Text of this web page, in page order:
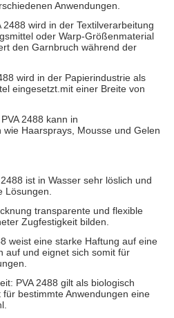
Anwendungen.
2488 wird in der Textilverarbeitung
oder Warp-Größenmaterial
den Garnbruch während der
wird in der Papierindustrie als
eingesetzt.mit einer Breite von
2488 kann in
Haarsprays, Mousse und Gelen
ist in Wasser sehr löslich und
Lösungen.
transparente und flexible
Zugfestigkeit bilden.
weist eine starke Haftung auf eine
auf und eignet sich somit für
PVA 2488 gilt als biologisch
bestimmte Anwendungen eine